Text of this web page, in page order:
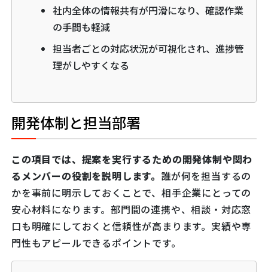
社内全体の情報共有が円滑になり、確認作業
の手間も軽減
担当者ごとの対応状況が可視化され、進捗管
理がしやすくなる
開発体制と担当部署
この項目では、提案を実行するための開発体制や関わ
るメンバーの役割を説明します。 誰が何を担当するの
かを事前に明示しておくことで、相手企業にとっての
安心材料になります。部門間の連携や、相談・対応窓
口も明確にしておくと信頼性が高まります。実績や専
門性もアピールできるポイントです。